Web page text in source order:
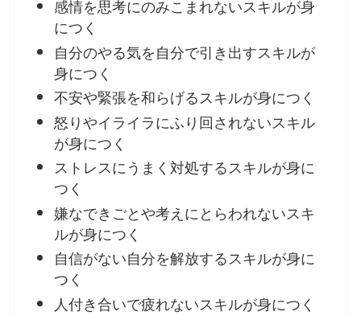
感情を思考にのみこまれないスキルが身
につく
自分のやる気を自分で引き出すスキルが
身につく
不安や緊張を和らげるスキルが身につく
怒りやイライラにふり回されないスキル
が身につく
ストレスにうまく対処するスキルが身に
つく
嫌なできごとや考えにとらわれないスキ
ルが身につく
自信がない自分を解放するスキルが身に
つく
人付き合いで疲れないスキルが身につく